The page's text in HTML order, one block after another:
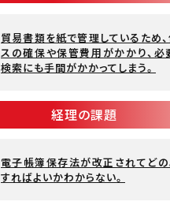
貿易書類を紙で管理しているため
スの確保や保管費用がかかり、必
検索にも手間がかかってしまう。
経理の課題
電子帳簿保存法が改正されてど
すればよいかわからない。